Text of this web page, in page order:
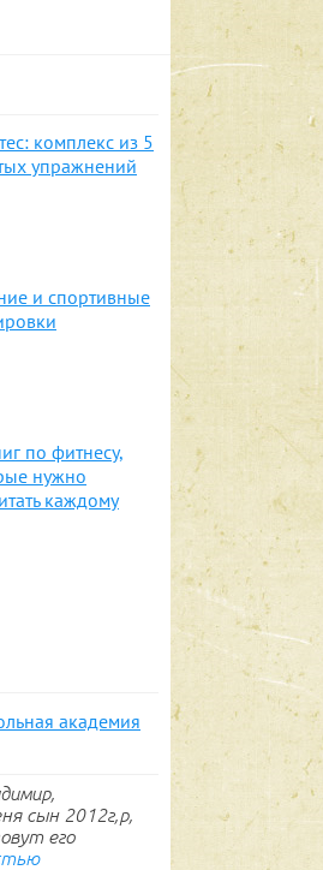
комплекс из 5
упражнений
и спортивные
по фитнесу,
нужно
каждому
академия
сын 2012г,р,
его